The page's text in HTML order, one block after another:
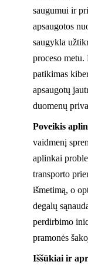
saugumui ir
apsaugotos
saugykla
proceso metu.
patikimas
apsaugotų
duomenų
Poveikis
vaidmenį
aplinkai
transporto
išmetimą, o
degalų
perdirbimo
pramonės
Iššūkiai ir